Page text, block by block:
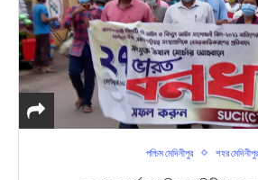
পশ্চিম মেদিনীপুর শহর মেদিনীপুর